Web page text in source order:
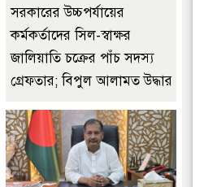
সরকারের উচ্চপর্যায়ের
কর্মকর্তাদের সিল-স্বাক্ষর
জালিয়াতি চক্রের পাঁচ সদস্য
গ্রেফতার; বিপুল আলামত উদ্ধার